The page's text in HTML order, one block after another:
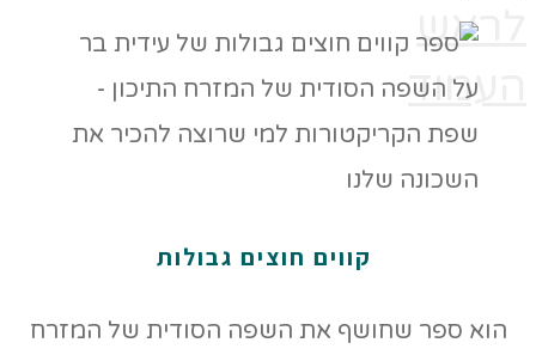
לראש
העמוד
קווים חוצים גבולות
הוא ספר שחושף את השפה הסודית של המזרח